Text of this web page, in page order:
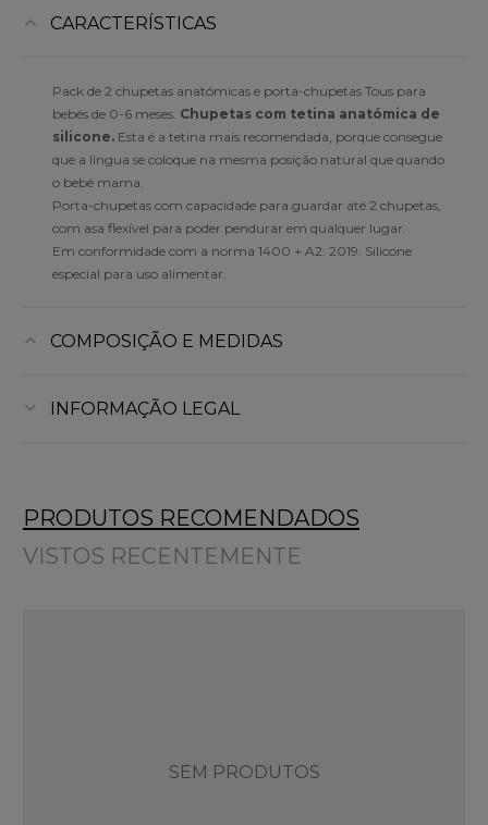
CARACTERÍSTICAS
Pack de 2 chupetas anatómicas e porta-chupetas Tous para
bebés de 0-6 meses. Chupetas com tetina anatómica de
silicone. Esta é a tetina mais recomendada, porque consegue
que a língua se coloque na mesma posição natural que quando
o bebé mama.
Porta-chupetas com capacidade para guardar até 2 chupetas,
com asa flexível para poder pendurar em qualquer lugar.
Em conformidade com a norma 1400 + A2: 2019. Silicone
especial para uso alimentar.
COMPOSIÇÃO E MEDIDAS
INFORMAÇÃO LEGAL
PRODUTOS RECOMENDADOS
VISTOS RECENTEMENTE
SEM PRODUTOS